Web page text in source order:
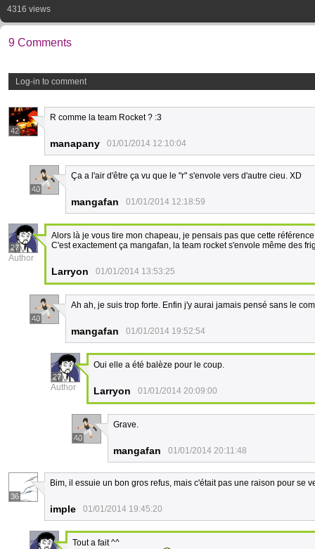
4316 views
9 Comments
Log-in to comment
42
R comme la team Rocket ? :3
manapany 01/01/2014 12:10:04
40
Ça a l'air d'être ça vu que le "r" s'envole vers d'autre cieu. XD
mangafan 01/01/2014 12:18:59
27
Author
Alors là je vous tire mon chapeau, je pensais pas que cette
C'est exactement ça mangafan, la team rocket s'envole même des
Larryon 01/01/2014 13:53:25
40
Ah ah, je suis trop forte. Enfin j'y aurai jamais pensé sans le
mangafan 01/01/2014 19:52:54
27
Author
Oui elle a été balèze pour le coup.
Larryon 01/01/2014 20:09:00
40
Grave.
mangafan 01/01/2014 20:11:48
36
Bim, il essuie un bon gros refus, mais c'était pas une raison pour se
imple 01/01/2014 19:45:20
Tout a fait ^^